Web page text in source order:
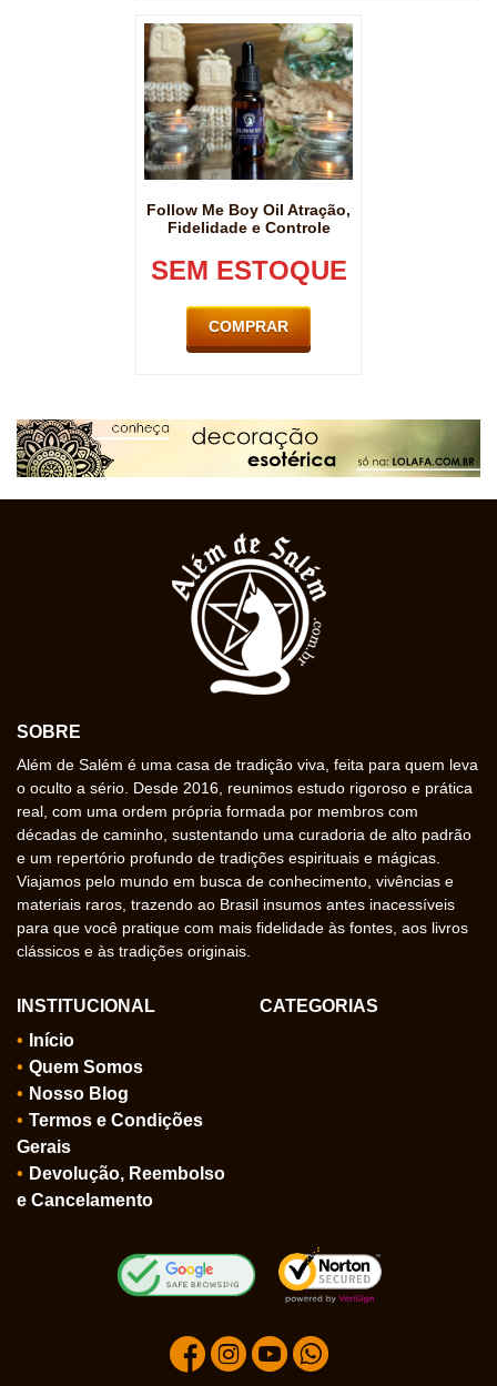
Follow Me Boy Oil Atração,
Fidelidade e Controle
SEM ESTOQUE
COMPRAR
SOBRE
Além de Salém é uma casa de tradição viva, feita para quem leva
o oculto a sério. Desde 2016, reunimos estudo rigoroso e prática
real, com uma ordem própria formada por membros com
décadas de caminho, sustentando uma curadoria de alto padrão
e um repertório profundo de tradições espirituais e mágicas.
Viajamos pelo mundo em busca de conhecimento, vivências e
materiais raros, trazendo ao Brasil insumos antes inacessíveis
para que você pratique com mais fidelidade às fontes, aos livros
clássicos e às tradições originais.
INSTITUCIONAL
Início
Quem Somos
Nosso Blog
Termos e Condições
Gerais
Devolução, Reembolso
e Cancelamento
CATEGORIAS